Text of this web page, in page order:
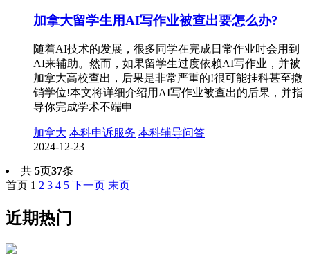
加拿大留学生用AI写作业被查出要怎么办?
随着AI技术的发展，很多同学在完成日常作业时会用到
AI来辅助。然而，如果留学生过度依赖AI写作业，并被
加拿大高校查出，后果是非常严重的!很可能挂科甚至撤
销学位!本文将详细介绍用AI写作业被查出的后果，并指
导你完成学术不端申
加拿大 本科申诉服务 本科辅导问答
2024-12-23
共 5页37条
首页 1 2 3 4 5 下一页 末页
近期热门